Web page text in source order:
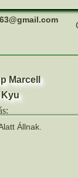
Marcell
Kyu
Állnak.